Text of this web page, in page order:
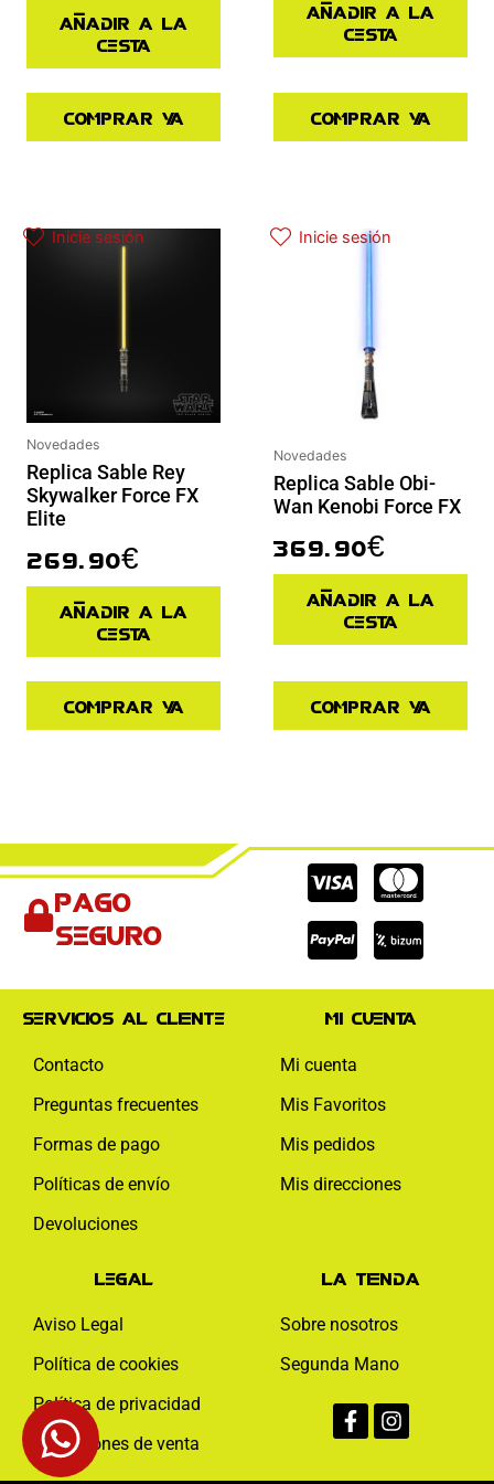
Añadir a la
cesta
Comprar ya
Añadir a la
cesta
Comprar ya
Inicie sesión
Novedades
Replica Sable Rey
Skywalker Force FX
Elite
269.90€
Añadir a la
cesta
Comprar ya
Inicie sesión
Novedades
Replica Sable Obi-
Wan Kenobi Force FX
369.90€
Añadir a la
cesta
Comprar ya
Pago
seguro
Cc-
visa
Cc-
Cc-
paypal
Servicios al cliente
Contacto
Preguntas frecuentes
Formas de pago
Políticas de envío
Devoluciones
Mi cuenta
Mi cuenta
Mis Favoritos
Mis pedidos
Mis direcciones
Legal
Aviso Legal
Política de cookies
Política de privacidad
Condiciones de venta
La tienda
Sobre nosotros
Segunda Mano
f